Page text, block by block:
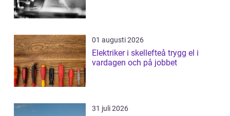
01 augusti 2026
Elektriker i skellefteå trygg el i
vardagen och på jobbet
31 juli 2026